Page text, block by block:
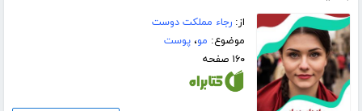
از:رجاء مملکت دوست
موضوع: مو،پوست
۱۶۰ صفحه